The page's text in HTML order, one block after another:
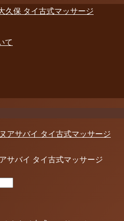
て
サバイ タイ古式マッサージ